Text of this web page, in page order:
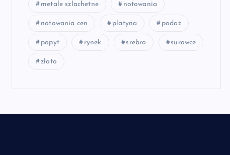
metale szlachetne notowania
notowania cen platyna podaż
popyt rynek srebro surowce
złoto